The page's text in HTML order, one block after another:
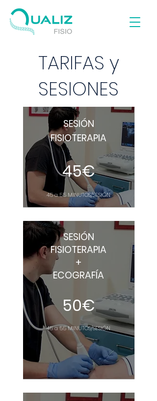
TARIFAS y
SESIONES
SESIÓN
FISIOTERAPIA
45€
45 a 55 MINUTOS/SESIÓN
SESIÓN
FISIOTERAPIA
+
ECOGRAFÍA
50€
45 a 55MINUTOS/SESIÓN